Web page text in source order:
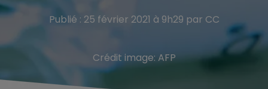
Publié : 25 février 2021 à 9h29 par CC
Crédit image: AFP